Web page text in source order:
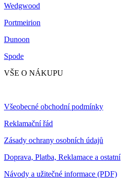
Wedgwood
Portmeirion
Dunoon
Spode
VŠE O NÁKUPU
Všeobecné obchodní podmínky
Reklamační řád
Zásady ochrany osobních údajů
Doprava, Platba, Reklamace a ostatní
Návody a užitečné informace (PDF)